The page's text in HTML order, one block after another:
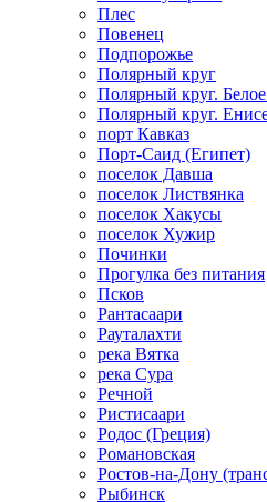
Плес
Повенец
Подпорожье
Полярный круг
Полярный круг.
Полярный круг.
порт Кавказ
Порт-Саид (Египет)
поселок Давша
поселок Листвянка
поселок Хакусы
поселок Хужир
Починки
Прогулка без питания
Псков
Рантасаари
Рауталахти
река Вятка
река Сура
Речной
Ристисаари
Родос (Греция)
Романовская
Ростов-на-Дону
Рыбинск